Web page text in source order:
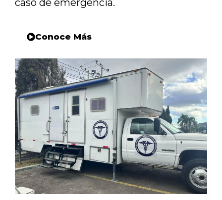
caso de emergencia.
Conoce Más